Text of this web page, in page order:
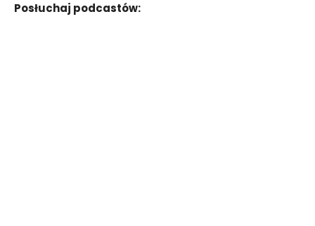
Posłuchaj podcastów: